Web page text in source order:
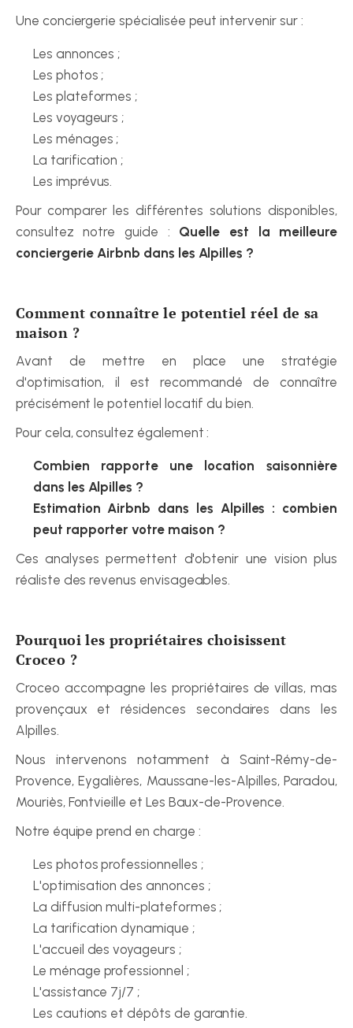
Une conciergerie spécialisée peut intervenir sur :
Les annonces ;
Les photos ;
Les plateformes ;
Les voyageurs ;
Les ménages ;
La tarification ;
Les imprévus.
Pour comparer les différentes solutions disponibles,
consultez notre guide : Quelle est la meilleure
conciergerie Airbnb dans les Alpilles ?
Comment connaître le potentiel réel de sa
maison ?
Avant de mettre en place une stratégie
d'optimisation, il est recommandé de connaître
précisément le potentiel locatif du bien.
Pour cela, consultez également :
Combien rapporte une location saisonnière
dans les Alpilles ?
Estimation Airbnb dans les Alpilles : combien
peut rapporter votre maison ?
Ces analyses permettent d'obtenir une vision plus
réaliste des revenus envisageables.
Pourquoi les propriétaires choisissent
Croceo ?
Croceo accompagne les propriétaires de villas, mas
provençaux et résidences secondaires dans les
Alpilles.
Nous intervenons notamment à Saint-Rémy-de-
Provence, Eygalières, Maussane-les-Alpilles, Paradou,
Mouriès, Fontvieille et Les Baux-de-Provence.
Notre équipe prend en charge :
Les photos professionnelles ;
L'optimisation des annonces ;
La diffusion multi-plateformes ;
La tarification dynamique ;
L'accueil des voyageurs ;
Le ménage professionnel ;
L'assistance 7j/7 ;
Les cautions et dépôts de garantie.